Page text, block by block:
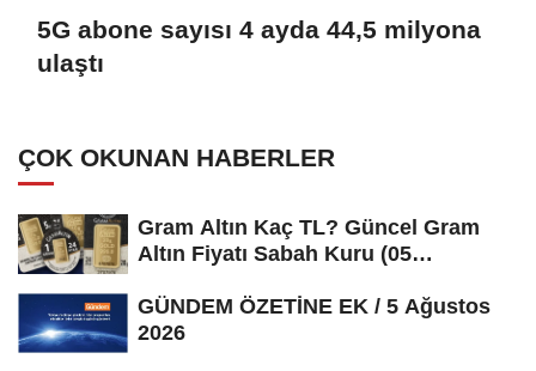
5G abone sayısı 4 ayda 44,5 milyona
ulaştı
ÇOK OKUNAN HABERLER
Gram Altın Kaç TL? Güncel Gram
Altın Fiyatı Sabah Kuru (05
GÜNDEM ÖZETİNE EK / 5 Ağustos
2026